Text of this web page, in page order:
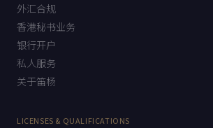
外汇合规
香港秘书业务
银行开户
私人服务
关于笛杨
LICENSES & QUALIFICATIONS